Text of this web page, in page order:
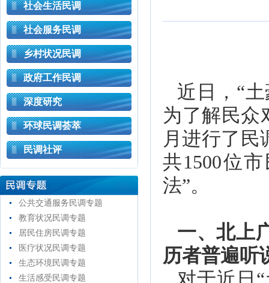
社会生活民调
社会服务民调
乡村状况民调
政府工作民调
深度研究
环球民调荟萃
民调社评
公共交通服务民调专题
教育状况民调专题
居民住房民调专题
医疗状况民调专题
生态环境民调专题
生活感受民调专题
近日，“
为了解民众
月进行了民
共1500位
法”。
一、北上
历者普遍听